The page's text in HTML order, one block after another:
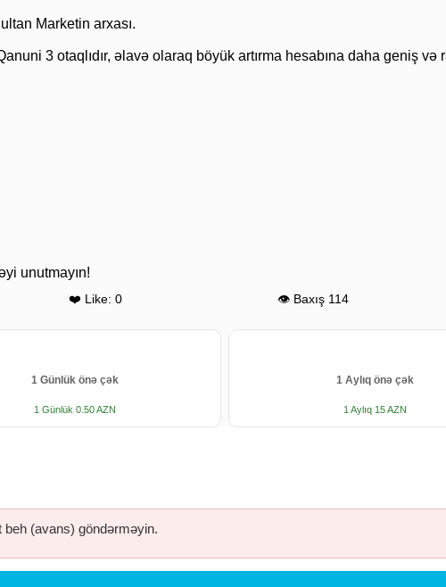
Marketin arxası.
3 otaqlıdır, əlavə olaraq böyük artırma hesabına daha geniş və
unutmayın!
❤️ Like: 0 👁 Baxış 114
1 Günlük önə çək
1 Günlük 0.50 AZN
1 Aylıq önə çək
1 Aylıq 15 AZN
beh (avans) göndərməyin.